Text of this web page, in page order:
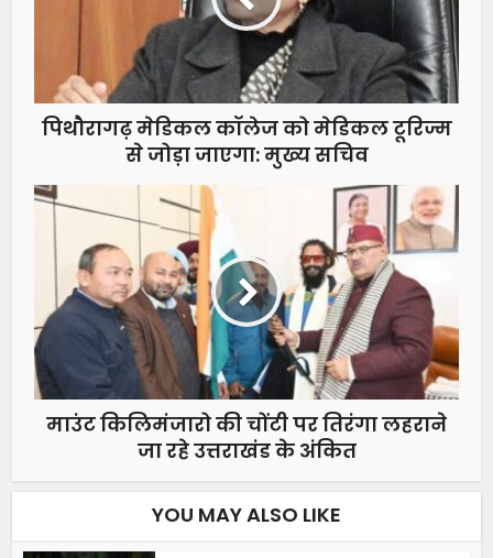
पिथौरागढ़ मेडिकल कॉलेज को मेडिकल टूरिज्म
से जोड़ा जाएगा: मुख्य सचिव
माउंट किलिमंजारो की चोंटी पर तिरंगा लहराने
जा रहे उत्तराखंड के अंकित
YOU MAY ALSO LIKE